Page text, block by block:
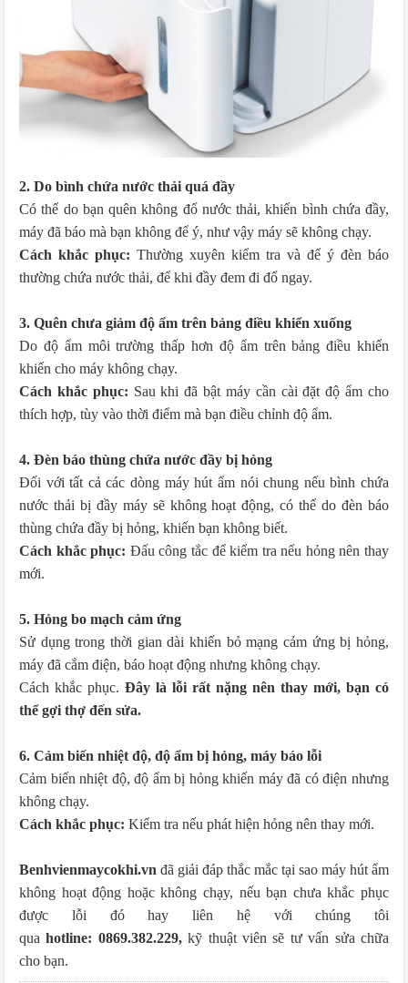
2. Do bình chứa nước thải quá đầy
Có thể do bạn quên không đổ nước thải, khiến bình chứa đầy,
máy đã báo mà bạn không để ý, như vậy máy sẽ không chạy.
Cách khắc phục: Thường xuyên kiểm tra và để ý đèn báo
thường chứa nước thải, để khi đầy đem đi đổ ngay.
3. Quên chưa giảm độ ẩm trên bảng điều khiển xuống
Do độ ẩm môi trường thấp hơn độ ẩm trên bảng điều khiển
khiến cho máy không chạy.
Cách khắc phục: Sau khi đã bật máy cần cài đặt độ ẩm cho
thích hợp, tùy vào thời điểm mà bạn điều chỉnh độ ẩm.
4. Đèn báo thùng chứa nước đầy bị hỏng
Đối với tất cả các dòng máy hút ẩm nói chung nếu bình chứa
nước thải bị đầy máy sẽ không hoạt động, có thể do đèn báo
thùng chứa đầy bị hỏng, khiến bạn không biết.
Cách khắc phục: Đấu công tắc để kiểm tra nếu hỏng nên thay
mới.
5. Hỏng bo mạch cảm ứng
Sử dụng trong thời gian dài khiến bỏ mạng cảm ứng bị hỏng,
máy đã cắm điện, báo hoạt động nhưng không chạy.
Cách khắc phục. Đây là lỗi rất nặng nên thay mới, bạn có
thể gợi thợ đến sửa.
6. Cảm biến nhiệt độ, độ ẩm bị hỏng, máy báo lỗi
Cảm biến nhiệt độ, độ ẩm bị hỏng khiến máy đã có điện nhưng
không chạy.
Cách khắc phục: Kiểm tra nếu phát hiện hỏng nên thay mới.
Benhvienmaycokhi.vn đã giải đáp thắc mắc tại sao máy hút ẩm
không hoạt động hoặc không chạy, nếu bạn chưa khắc phục
được lỗi đó hay liên hệ với chúng tôi
quahotline: 0869.382.229,kỹ thuật viên sẽ tư vấn sửa chữa
cho bạn.